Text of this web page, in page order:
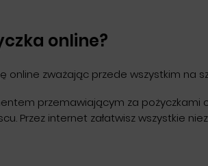
online?
online zważając przede wszystkim na
przemawiającym za pożyczkami
Przez internet załatwisz wszystkie